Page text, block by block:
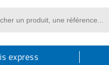
express